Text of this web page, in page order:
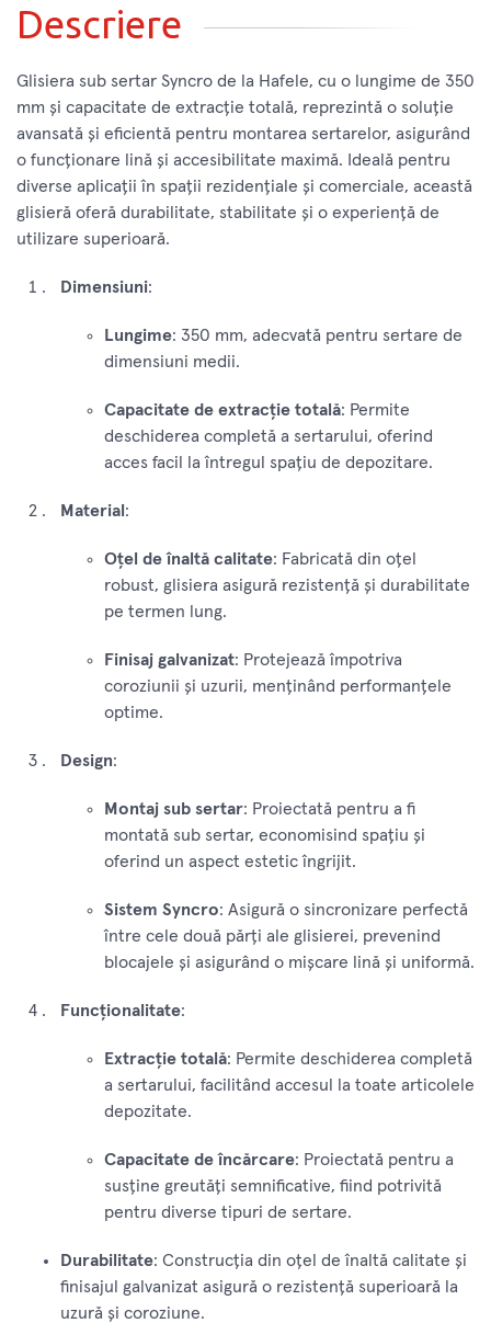
Descriere
Glisiera sub sertar Syncro de la Hafele, cu o lungime de 350
mm și capacitate de extracție totală, reprezintă o soluție
avansată și eficientă pentru montarea sertarelor, asigurând
o funcționare lină și accesibilitate maximă. Ideală pentru
diverse aplicații în spații rezidențiale și comerciale, această
glisieră oferă durabilitate, stabilitate și o experiență de
utilizare superioară.
Dimensiuni:
Lungime: 350 mm, adecvată pentru sertare de
dimensiuni medii.
Capacitate de extracție totală: Permite
deschiderea completă a sertarului, oferind
acces facil la întregul spațiu de depozitare.
Material :
Oțel de înaltă calitate: Fabricată din oțel
robust, glisiera asigură rezistență și durabilitate
pe termen lung.
Finisaj galvanizat: Protejează împotriva
coroziunii și uzurii, menținând performanțele
optime.
Design:
Montaj sub sertar: Proiectată pentru a fi
montată sub sertar, economisind spațiu și
oferind un aspect estetic îngrijit.
Sistem Syncro: Asigură o sincronizare perfectă
între cele două părți ale glisierei, prevenind
blocajele și asigurând o mișcare lină și uniformă.
Funcționalitate:
Extracție totală: Permite deschiderea completă
a sertarului, facilitând accesul la toate articolele
depozitate.
Capacitate de încărcare: Proiectată pentru a
susține greutăți semnificative, fiind potrivită
pentru diverse tipuri de sertare.
Durabilitate: Construcția din oțel de înaltă calitate și
finisajul galvanizat asigură o rezistență superioară la
uzură și coroziune.